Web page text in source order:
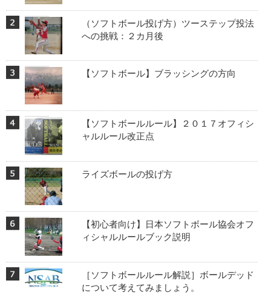
（ソフトボール投げ方）ツーステップ投法
への挑戦：２カ月後
【ソフトボール】ブラッシングの方向
【ソフトボールルール】２０１７オフィシ
ャルルール改正点
ライズボールの投げ方
【初心者向け】日本ソフトボール協会オフ
ィシャルルールブック説明
［ソフトボールルール解説］ボールデッド
について考えてみましょう。